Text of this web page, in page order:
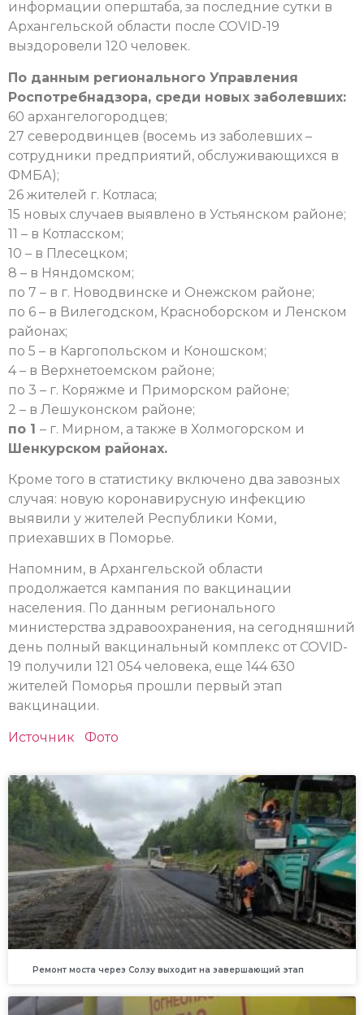
информации оперштаба, за последние сутки в
Архангельской области после COVID-19
выздоровели 120 человек.
По данным регионального Управления
Роспотребнадзора, среди новых заболевших:
60 архангелогородцев;
27 северодвинцев (восемь из заболевших –
сотрудники предприятий, обслуживающихся в
ФМБА);
26 жителей г. Котласа;
15 новых случаев выявлено в Устьянском районе;
11 – в Котласском;
10 – в Плесецком;
8 – в Няндомском;
по 7 – в г. Новодвинске и Онежском районе;
по 6 – в Вилегодском, Красноборском и Ленском
районах;
по 5 – в Каргопольском и Коношском;
4 – в Верхнетоемском районе;
по 3 – г. Коряжме и Приморском районе;
2 – в Лешуконском районе;
по 1 – г. Мирном, а также в Холмогорском и
Шенкурском районах.
Кроме того в статистику включено два завозных
случая: новую коронавирусную инфекцию
выявили у жителей Республики Коми,
приехавших в Поморье.
Напомним, в Архангельской области
продолжается кампания по вакцинации
населения. По данным регионального
министерства здравоохранения, на сегодняшний
день полный вакцинальный комплекс от COVID-
19 получили 121 054 человека, еще 144 630
жителей Поморья прошли первый этап
вакцинации.
Источник Фото
Ремонт моста через Солзу выходит на завершающий этап